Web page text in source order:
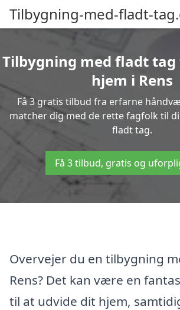
Tilbygning-med-fladt-
Tilbygning med fladt
hjem i Rens
Få 3 gratis tilbud fra erfarne
matcher dig med de rette fagfolk til
fladt tag.
Få 3 tilbud, gratis og
Overvejer du en tilbygning
Rens? Det kan være en
til at udvide dit hjem,